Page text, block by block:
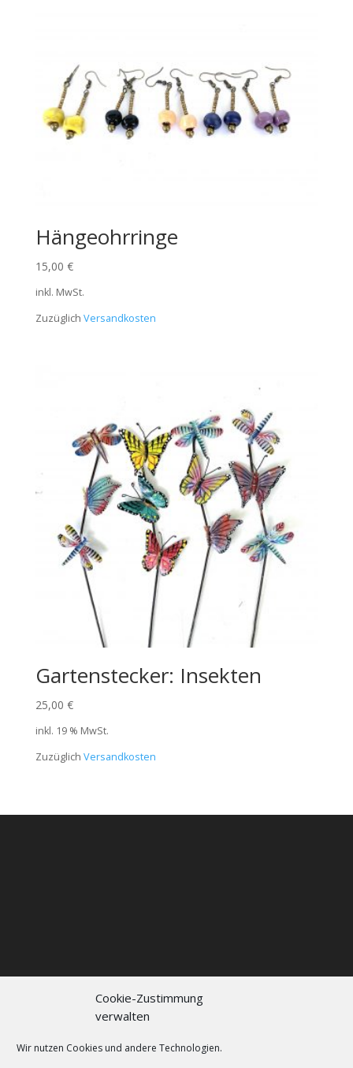
Cookie-Zustimmung
verwalten
Wir nutzen Cookies und andere Technologien.
Hängeohrringe
15,00 €
inkl. MwSt.
Zuzüglich Versandkosten
Gartenstecker: Insekten
25,00 €
inkl. 19 % MwSt.
Zuzüglich Versandkosten
Kontakt